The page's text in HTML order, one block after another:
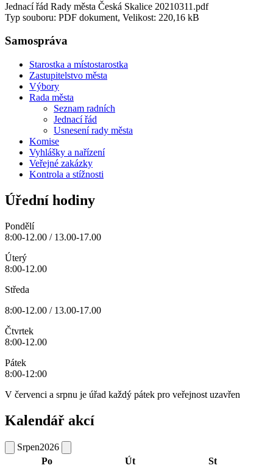
Jednací řád Rady města Česká Skalice 20210311.pdf
Typ souboru: PDF dokument, Velikost: 220,16 kB
Samospráva
Starostka a místostarostka
Zastupitelstvo města
Výbory
Rada města
Seznam radních
Jednací řád
Usnesení rady města
Komise
Vyhlášky a nařízení
Veřejné zakázky
Kontrola a stížnosti
Úřední hodiny
Pondělí
8:00-12.00 / 13.00-17.00
Úterý
8:00-12.00
Středa
8:00-12.00 / 13.00-17.00
Čtvrtek
8:00-12.00
Pátek
8:00-12:00
V červenci a srpnu je úřad každý pátek pro veřejnost uzavřen
Kalendář akcí
Srpen2026
Po
Út
St